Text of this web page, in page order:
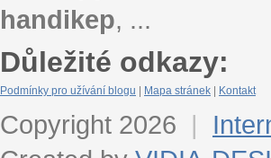
handikep, ...
Důležité odkazy:
Podmínky pro užívání blogu Mapa stránek Kontakt
Copyright 2026 |